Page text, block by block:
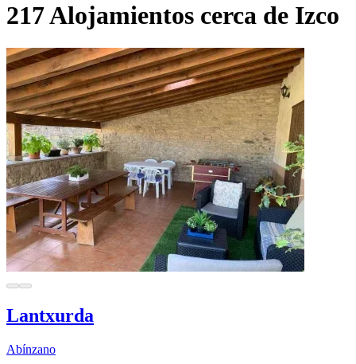
217 Alojamientos cerca de Izco
Lantxurda
Abínzano